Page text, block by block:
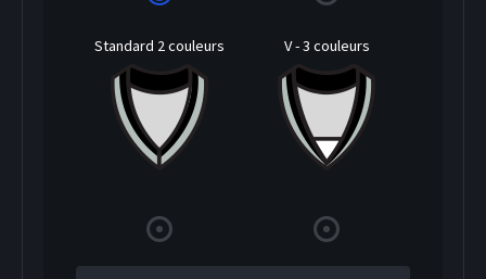
Standard 2 couleurs V - 3 couleurs